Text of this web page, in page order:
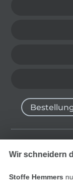
Wir schneidern
Stoffe Hemmers